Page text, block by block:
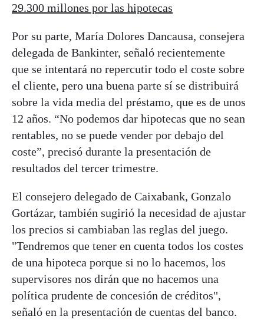
29.300 millones por las hipotecas
Por su parte, María Dolores Dancausa, consejera
delegada de Bankinter, señaló recientemente
que se intentará no repercutir todo el coste sobre
el cliente, pero una buena parte sí se distribuirá
sobre la vida media del préstamo, que es de unos
12 años. “No podemos dar hipotecas que no sean
rentables, no se puede vender por debajo del
coste”, precisó durante la presentación de
resultados del tercer trimestre.
El consejero delegado de Caixabank, Gonzalo
Gortázar, también sugirió la necesidad de ajustar
los precios si cambiaban las reglas del juego.
"Tendremos que tener en cuenta todos los costes
de una hipoteca porque si no lo hacemos, los
supervisores nos dirán que no hacemos una
política prudente de concesión de créditos",
señaló en la presentación de cuentas del banco.